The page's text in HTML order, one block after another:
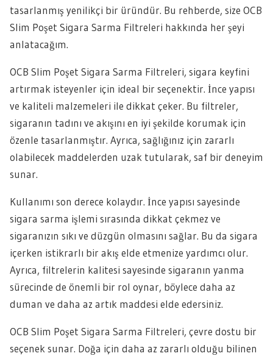
tasarlanmış yenilikçi bir üründür. Bu rehberde, size OCB
Slim Poşet Sigara Sarma Filtreleri hakkında her şeyi
anlatacağım.
OCB Slim Poşet Sigara Sarma Filtreleri, sigara keyfini
artırmak isteyenler için ideal bir seçenektir. İnce yapısı
ve kaliteli malzemeleri ile dikkat çeker. Bu filtreler,
sigaranın tadını ve akışını en iyi şekilde korumak için
özenle tasarlanmıştır. Ayrıca, sağlığınız için zararlı
olabilecek maddelerden uzak tutularak, saf bir deneyim
sunar.
Kullanımı son derece kolaydır. İnce yapısı sayesinde
sigara sarma işlemi sırasında dikkat çekmez ve
sigaranızın sıkı ve düzgün olmasını sağlar. Bu da sigara
içerken istikrarlı bir akış elde etmenize yardımcı olur.
Ayrıca, filtrelerin kalitesi sayesinde sigaranın yanma
sürecinde de önemli bir rol oynar, böylece daha az
duman ve daha az artık maddesi elde edersiniz.
OCB Slim Poşet Sigara Sarma Filtreleri, çevre dostu bir
seçenek sunar. Doğa için daha az zararlı olduğu bilinen